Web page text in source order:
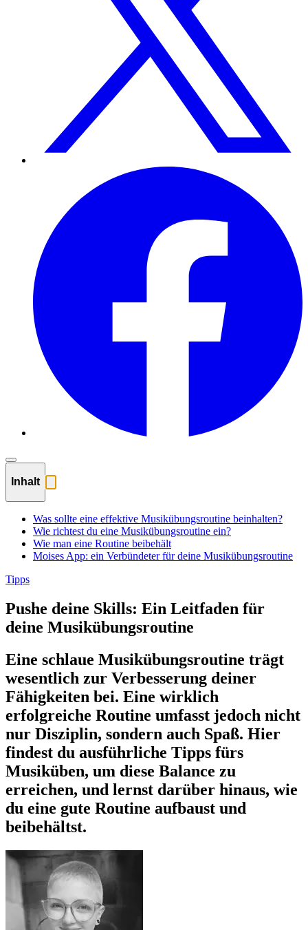
Inhalt
Was sollte eine effektive Musikübungsroutine beinhalten?
Wie richtest du eine Musikübungsroutine ein?
Wie man eine Routine beibehält
Moises App: ein Verbündeter für deine Musikübungsroutine
Tipps
Pushe deine Skills: Ein Leitfaden für
deine Musikübungsroutine
Eine schlaue Musikübungsroutine trägt
wesentlich zur Verbesserung deiner
Fähigkeiten bei. Eine wirklich
erfolgreiche Routine umfasst jedoch nicht
nur Disziplin, sondern auch Spaß. Hier
findest du ausführliche Tipps fürs
Musiküben, um diese Balance zu
erreichen, und lernst darüber hinaus, wie
du eine gute Routine aufbaust und
beibehältst.